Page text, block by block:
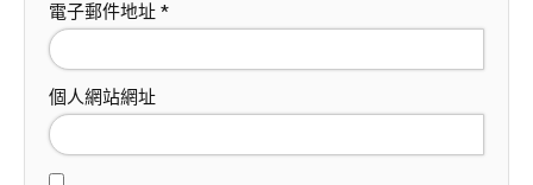
電子郵件地址 *
個人網站網址